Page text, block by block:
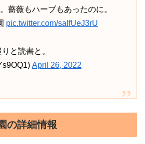
薔薇もハーブもあったのに。
pic.twitter.com/saIfUeJ3rU
と読書と。
April 26, 2022
の詳細情報